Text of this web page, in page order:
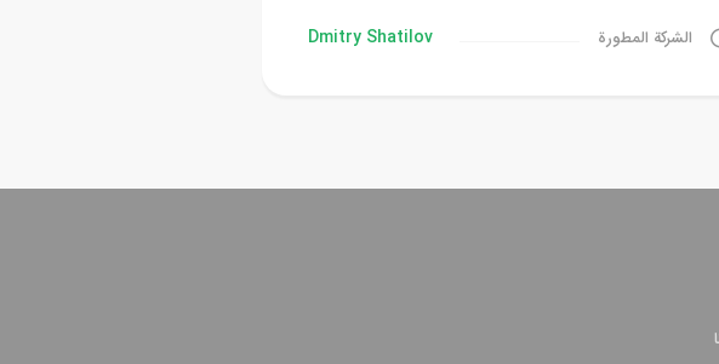
الشركة المطورة Dmitry Shatilov